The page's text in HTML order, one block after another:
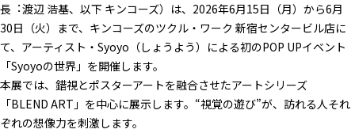
拠点一覧
キンコーズブランドの歴史
健康経営への取り組み
創る、伝える、彩る。～キンコーズ
スタッフ紹介～
数字で見るキンコーズ
応募の流れ
法人サイト
長︓渡辺 浩基、以下 キンコーズ）は、2026年6月15日（月）から6月
30日（火）まで、キンコーズのツクル・ワーク 新宿センタービル店に
て、アーティスト・Syoyo（しょうよう）による初のPOP UPイベント
「Syoyoの世界」を開催します。
本展では、錯視とポスターアートを融合させたアートシリーズ
「BLEND ART」を中心に展示します。“視覚の遊び”が、訪れる人それ
ぞれの想像力を刺激します。